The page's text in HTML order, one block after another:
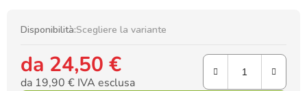
Disponibilità:Scegliere la variante
da 24,50 €
da 19,90 € IVA esclusa